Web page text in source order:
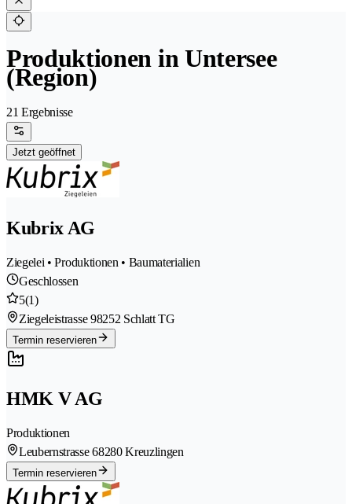
Produktionen in Untersee
(Region)
21 Ergebnisse
Jetzt geöffnet
Kubrix AG
Ziegelei • Produktionen • Baumaterialien
Geschlossen
5(1)
Ziegeleistrasse 98252 Schlatt TG
Termin reservieren
HMK V AG
Produktionen
Leubernstrasse 68280 Kreuzlingen
Termin reservieren